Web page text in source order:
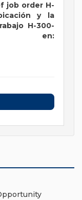
job order H-
y la
H-300-
en: